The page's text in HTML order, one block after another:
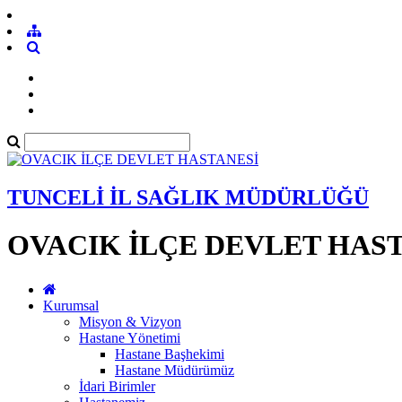
TUNCELİ İL SAĞLIK MÜDÜRLÜĞÜ
OVACIK İLÇE DEVLET
Kurumsal
Misyon & Vizyon
Hastane Yönetimi
Hastane Başhekimi
Hastane Müdürümüz
İdari Birimler